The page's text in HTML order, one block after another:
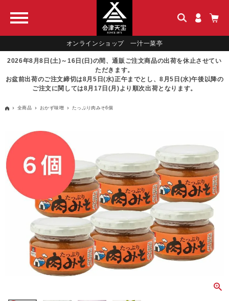
オンラインショップ 一汁一菜亭
2026年8月8日(土)～16日(日)の間、通販ご注文商品の出荷を休止させてい
ただきます。
お盆前出荷のご注文締切は8月5日(水)正午までとし、8月5日(水)午後以降の
ご注文に関しては8月17日(月)より順次出荷となります。
全商品 おかず味噌 たっぷり肉みそ6個